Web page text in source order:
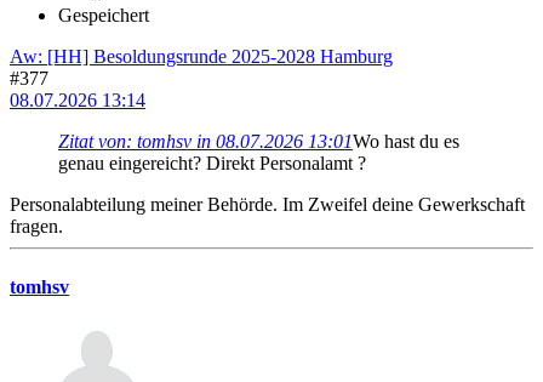
Gespeichert
Aw: [HH] Besoldungsrunde 2025-2028 Hamburg
#377
08.07.2026 13:14
Zitat von: tomhsv in 08.07.2026 13:01Wo hast du es
genau eingereicht? Direkt Personalamt ?
Personalabteilung meiner Behörde. Im Zweifel deine Gewerkschaft
fragen.
tomhsv